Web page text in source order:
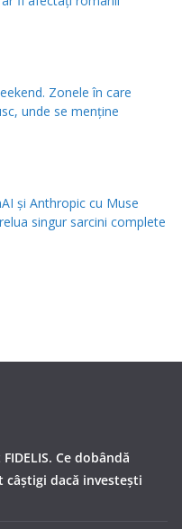
Zonele în care
unde se menţine
și Anthropic cu Muse
singur sarcini complete
Ce dobândă
câștigi dacă investești